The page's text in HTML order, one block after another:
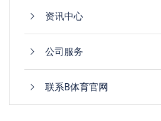
资讯中心
公司服务
联系B体育官网